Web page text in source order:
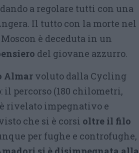
a regolare tutti con una
Il tutto con la morte nel
è deceduta in un
del giovane azzurro.
Almar voluto dalla Cycling
percorso (180 chilometri,
rivelato impegnativo e
che si è corsi oltre il filo
per fughe e controfughe,